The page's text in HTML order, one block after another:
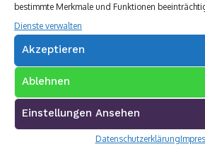
bestimmte Merkmale und Funktionen
Dienste verwalten
Akzeptieren
Ablehnen
Einstellungen Ansehen
Datenschutzerklärung